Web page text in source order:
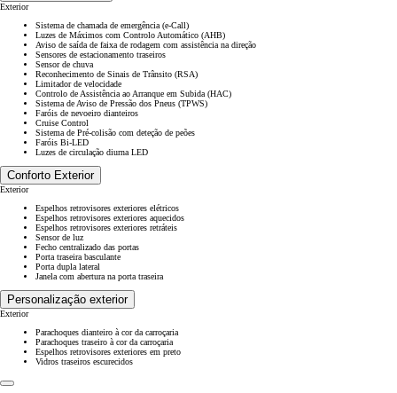
Exterior
Sistema de chamada de emergência (e-Call)
Luzes de Máximos com Controlo Automático (AHB)
Aviso de saída de faixa de rodagem com assistência na direção
Sensores de estacionamento traseiros
Sensor de chuva
Reconhecimento de Sinais de Trânsito (RSA)
Limitador de velocidade
Controlo de Assistência ao Arranque em Subida (HAC)
Sistema de Aviso de Pressão dos Pneus (TPWS)
Faróis de nevoeiro dianteiros
Cruise Control
Sistema de Pré-colisão com deteção de peões
Faróis Bi-LED
Luzes de circulação diurna LED
Conforto Exterior
Exterior
Espelhos retrovisores exteriores elétricos
Espelhos retrovisores exteriores aquecidos
Espelhos retrovisores exteriores retráteis
Sensor de luz
Fecho centralizado das portas
Porta traseira basculante
Porta dupla lateral
Janela com abertura na porta traseira
Personalização exterior
Exterior
Parachoques dianteiro à cor da carroçaria
Parachoques traseiro à cor da carroçaria
Espelhos retrovisores exteriores em preto
Vidros traseiros escurecidos